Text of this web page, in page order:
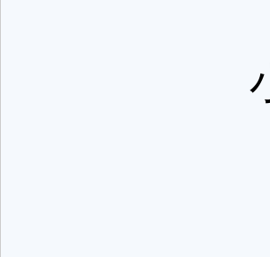
小公